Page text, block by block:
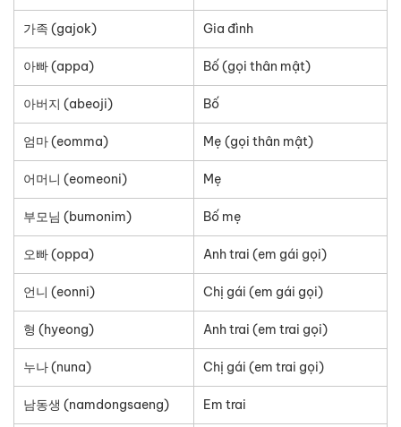
가족 (gajok) Gia đình
아빠 (appa) Bố (gọi thân mật)
아버지 (abeoji) Bố
엄마 (eomma) Mẹ (gọi thân mật)
어머니 (eomeoni) Mẹ
부모님 (bumonim) Bố mẹ
오빠 (oppa) Anh trai (em gái gọi)
언니 (eonni) Chị gái (em gái gọi)
형 (hyeong) Anh trai (em trai gọi)
누나 (nuna) Chị gái (em trai gọi)
남동생 (namdongsaeng) Em trai